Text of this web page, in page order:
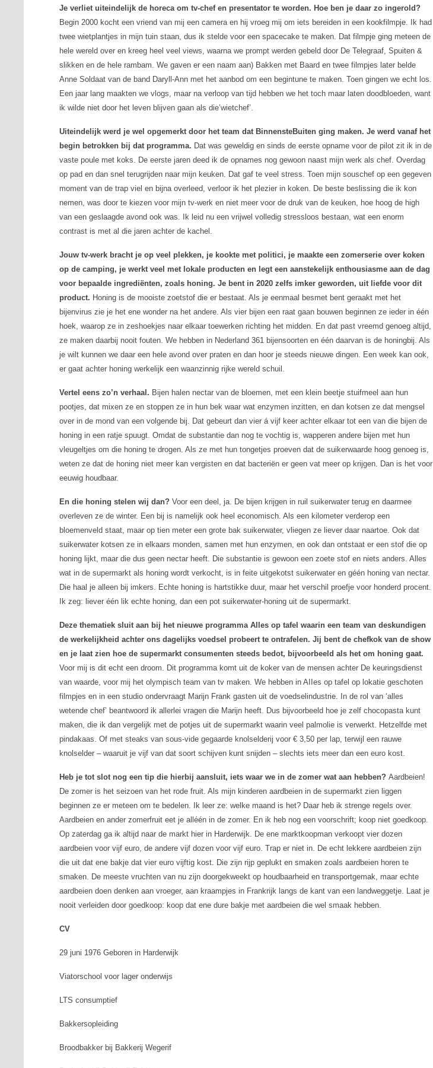
Je verliet uiteindelijk de horeca om tv-chef en presentator te worden. Hoe ben je daar zo ingerold?
Begin 2000 kocht een vriend van mij een camera en hij vroeg mij om iets bereiden in een kookfilmpje. Ik had
twee wietplantjes in mijn tuin staan, dus ik stelde voor een spacecake te maken. Dat filmpje ging meteen de
hele wereld over en kreeg heel veel views, waarna we prompt werden gebeld door De Telegraaf, Spuiten &
slikken en de hele rambam. We gaven er een naam aan) Bakken met Baard en twee filmpjes later belde
Anne Soldaat van de band Daryll-Ann met het aanbod om een begintune te maken. Toen gingen we echt los.
Een jaar lang maakten we vlogs, maar na verloop van tijd hebben we het toch maar laten doodbloeden, want
ik wilde niet door het leven blijven gaan als die’wietchef’.
Uiteindelijk werd je wel opgemerkt door het team dat BinnensteBuiten ging maken. Je werd vanaf het
begin betrokken bij dat programma. Dat was geweldig en sinds de eerste opname voor de pilot zit ik in de
vaste poule met koks. De eerste jaren deed ik de opnames nog gewoon naast mijn werk als chef. Overdag
op pad en dan snel terugrijden naar mijn keuken. Dat gaf te veel stress. Toen mijn souschef op een gegeven
moment van de trap viel en bijna overleed, verloor ik het plezier in koken. De beste beslissing die ik kon
nemen, was door te kiezen voor mijn tv-werk en niet meer voor de druk van de keuken, hoe hoog de high
van een geslaagde avond ook was. Ik leid nu een vrijwel volledig stressloos bestaan, wat een enorm
contrast is met al die jaren achter de kachel.
Jouw tv-werk bracht je op veel plekken, je kookte met politici, je maakte een zomerserie over koken
op de camping, je werkt veel met lokale producten en legt een aanstekelijk enthousiasme aan de dag
voor bepaalde ingrediënten, zoals honing. Je bent in 2020 zelfs imker geworden, uit liefde voor dit
product. Honing is de mooiste zoetstof die er bestaat. Als je eenmaal besmet bent geraakt met het
bijenvirus zie je het ene wonder na het andere. Als vier bijen een raat gaan bouwen beginnen ze ieder in één
hoek, waarop ze in zeshoekjes naar elkaar toewerken richting het midden. En dat past vreemd genoeg altijd,
ze maken daarbij nooit fouten. We hebben in Nederland 361 bijensoorten en één daarvan is de honingbij. Als
je wilt kunnen we daar een hele avond over praten en dan hoor je steeds nieuwe dingen. Een week kan ook,
er gaat achter honing werkelijk een waanzinnig rijke wereld schuil.
Vertel eens zo’n verhaal. Bijen halen nectar van de bloemen, met een klein beetje stuifmeel aan hun
pootjes, dat mixen ze en stoppen ze in hun bek waar wat enzymen inzitten, en dan kotsen ze dat mengsel
over in de mond van een volgende bij. Dat gebeurt dan vier á vijf keer achter elkaar tot een van die bijen de
honing in een ratje spuugt. Omdat de substantie dan nog te vochtig is, wapperen andere bijen met hun
vleugeltjes om die honing te drogen. Als ze met hun tongetjes proeven dat de suikerwaarde hoog genoeg is,
weten ze dat de honing niet meer kan vergisten en dat bacteriën er geen vat meer op krijgen. Dan is het voor
eeuwig houdbaar.
En die honing stelen wij dan? Voor een deel, ja. De bijen krijgen in ruil suikerwater terug en daarmee
overleven ze de winter. Een bij is namelijk ook heel economisch. Als een kilometer verderop een
bloemenveld staat, maar op tien meter een grote bak suikerwater, vliegen ze liever daar naartoe. Ook dat
suikerwater kotsen ze in elkaars monden, samen met hun enzymen, en ook dan ontstaat er een stof die op
honing lijkt, maar die dus geen nectar heeft. Die substantie is gewoon een zoete stof en niets anders. Alles
wat in de supermarkt als honing wordt verkocht, is in feite uitgekotst suikerwater en géén honing van nectar.
Die haal je alleen bij imkers. Echte honing is hartstikke duur, maar het verschil proefje voor honderd procent.
Ik zeg: liever één lik echte honing, dan een pot suikerwater-honing uit de supermarkt.
Deze thematiek sluit aan bij het nieuwe programmaAlles op tafel waarin een team van deskundigen
de werkelijkheid achter ons dagelijks voedsel probeert te ontrafelen. Jij bent de chefkok van de show
en je laat zien hoe de supermarkt consumenten steeds bedot, bijvoorbeeld als het om honing gaat.
Voor mij is dit echt een droom. Dit programma komt uit de koker van de mensen achter De keuringsdienst
van waarde, voor mij het olympisch team van tv maken. We hebben inAIIes op tafel op lokatie geschoten
filmpjes en in een studio ondervraagt Marijn Frank gasten uit de voedselindustrie. In de rol van ‘alles
wetende chef’ beantwoord ik allerlei vragen die Marijn heeft. Dus bijvoorbeeld hoe je zelf chocopasta kunt
maken, die ik dan vergelijk met de potjes uit de supermarkt waarin veel palmolie is verwerkt. Hetzelfde met
pindakaas. Of met steaks van sous-vide gegaarde knolselderij voor € 3,50 per lap, terwijl een rauwe
knolselder – waaruit je vijf van dat soort schijven kunt snijden – slechts iets meer dan een euro kost.
Heb je tot slot nog een tip die hierbij aansluit, iets waar we in de zomer wat aan hebben?Aardbeien!
De zomer is het seizoen van het rode fruit. Als mijn kinderen aardbeien in de supermarkt zien liggen
beginnen ze er meteen om te bedelen. Ik leer ze: welke maand is het? Daar heb ik strenge regels over.
Aardbeien en ander zomerfruit eet je alléén in de zomer. En ik heb nog een voorschrift; koop niet goedkoop.
Op zaterdag ga ik altijd naar de markt hier in Harderwijk. De ene marktkoopman verkoopt vier dozen
aardbeien voor vijf euro, de andere vijf dozen voor vijf euro. Trap er niet in. De echt lekkere aardbeien zijn
die uit dat ene bakje dat vier euro vijftig kost. Die zijn rijp geplukt en smaken zoals aardbeien horen te
smaken. De meeste vruchten van nu zijn doorgekweekt op houdbaarheid en transportgemak, maar echte
aardbeien doen denken aan vroeger, aan kraampjes in Frankrijk langs de kant van een landweggetje. Laat je
nooit verleiden door goedkoop: koop dat ene dure bakje met aardbeien die wel smaak hebben.
CV
29 juni 1976 Geboren in Harderwijk
Viatorschool voor lager onderwijs
LTS consumptief
Bakkersopleiding
Broodbakker bij Bakkerij Wegerif